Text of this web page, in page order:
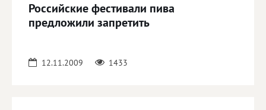
Российские фестивали пива
предложили запретить
12.11.2009 1433